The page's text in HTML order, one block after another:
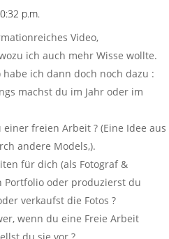
p.m.
Video,
ich auch mehr Wisse wollte.
habe ich dann doch noch dazu :
machst du im Jahr oder im
freien Arbeit ? (Eine Idee aus
andere Models,).
für dich (als Fotograf &
oder produzierst du
verkaufst die Fotos ?
wenn du eine Freie Arbeit